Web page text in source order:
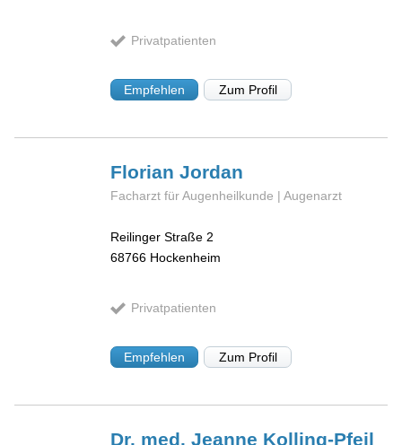
Privatpatienten
Empfehlen Zum Profil
FlorianJordan
Facharzt für Augenheilkunde | Augenarzt
Reilinger Straße 2
68766 Hockenheim
Privatpatienten
Empfehlen Zum Profil
Dr. med. Jeanne Kolling-Pfeil